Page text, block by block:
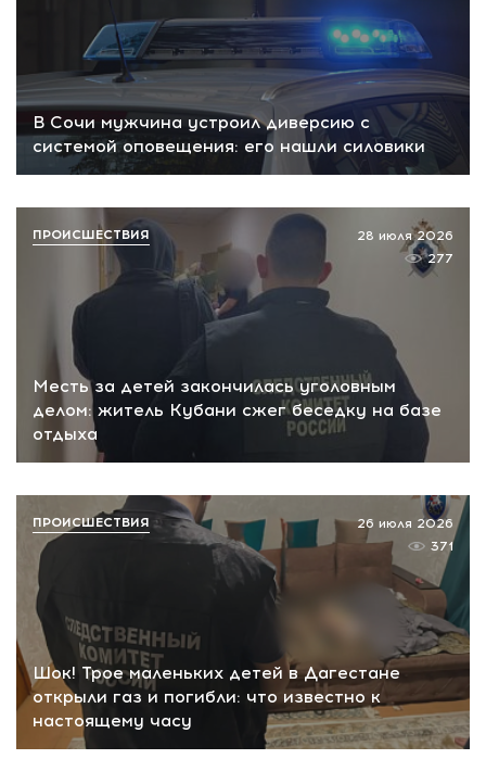
В Сочи мужчина устроил диверсию с
системой оповещения: его нашли силовики
Месть за детей закончилась уголовным
делом: житель Кубани сжег беседку на базе
отдыха
28 июля 2026
277
ПРОИСШЕСТВИЯ
Шок! Трое маленьких детей в Дагестане
открыли газ и погибли: что известно к
настоящему часу
26 июля 2026
371
ПРОИСШЕСТВИЯ